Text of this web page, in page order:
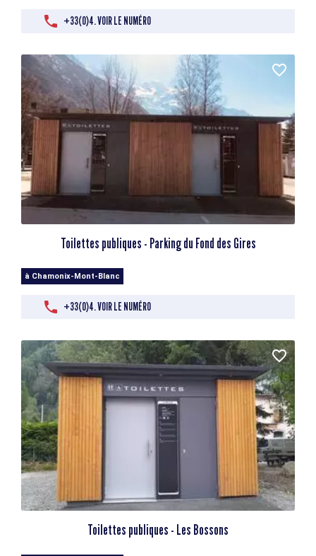
+33(0)4. VOIR LE NUMÉRO
Toilettes publiques - Parking du Fond des Gires
à Chamonix-Mont-Blanc
+33(0)4. VOIR LE NUMÉRO
Toilettes publiques - Les Bossons